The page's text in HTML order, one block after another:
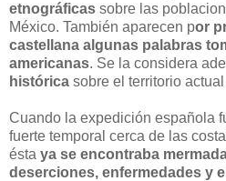
etnográficas sobre las
México. También aparecen por
castellana algunas palabras
americanas. Se la considera
histórica sobre el territorio
Cuando la expedición española
fuerte temporal cerca de las
ésta ya se encontraba
deserciones, enfermedades y